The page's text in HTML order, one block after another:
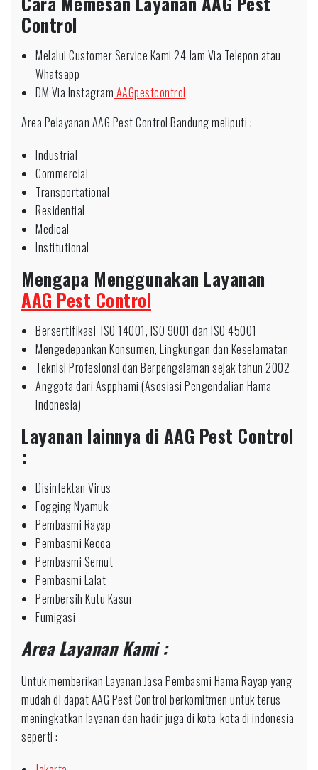
Control
Melalui Customer Service Kami 24 Jam Via Telepon atau
Whatsapp
DM Via Instagram AAGpestcontrol
Area Pelayanan AAG Pest Control Bandung meliputi :
Industrial
Commercial
Transportational
Residential
Medical
Institutional
Mengapa Menggunakan Layanan
AAG Pest Control
Bersertifikasi ISO 14001, ISO 9001 dan ISO 45001
Mengedepankan Konsumen, Lingkungan dan Keselamatan
Teknisi Profesional dan Berpengalaman sejak tahun 2002
Anggota dari Aspphami (Asosiasi Pengendalian Hama
Indonesia)
Layanan lainnya di AAG Pest Control
:
Disinfektan Virus
Fogging Nyamuk
Pembasmi Rayap
Pembasmi Kecoa
Pembasmi Semut
Pembasmi Lalat
Pembersih Kutu Kasur
Fumigasi
Area Layanan Kami :
Untuk memberikan Layanan Jasa Pembasmi Hama Rayap yang
mudah di dapat AAG Pest Control berkomitmen untuk terus
meningkatkan layanan dan hadir juga di kota-kota di indonesia
seperti :